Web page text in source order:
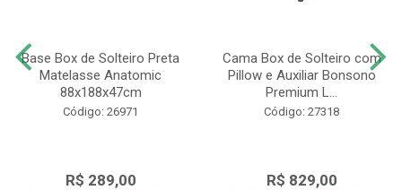
Base Box de Solteiro Preta
Matelasse Anatomic
88x188x47cm
Código: 26971
R$ 289,00
Cama Box de Solteiro com
Pillow e Auxiliar Bonsono
Premium L...
Código: 27318
R$ 829,00